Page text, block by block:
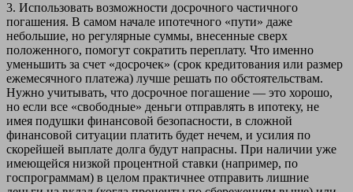
3. Использовать возможности досрочного частичного
погашения. В самом начале ипотечного «пути» даже
небольшие, но регулярные суммы, внесенные сверх
положенного, помогут сократить переплату. Что именно
уменьшить за счет «досрочек» (срок кредитования или размер
ежемесячного платежа) лучше решать по обстоятельствам.
Нужно учитывать, что досрочное погашение — это хорошо,
но если все «свободные» деньги отправлять в ипотеку, не
имея подушки финансовой безопасности, в сложной
финансовой ситуации платить будет нечем, и усилия по
скорейшей выплате долга будут напрасны. При наличии уже
имеющейся низкой процентной ставки (например, по
госпрограммам) в целом практичнее отправить лишние